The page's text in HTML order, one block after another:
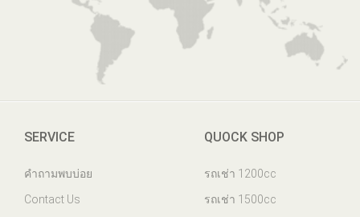
SERVICE
คำถามพบบ่อย
Contact Us
QUOCK SHOP
รถเช่า 1200cc
รถเช่า 1500cc